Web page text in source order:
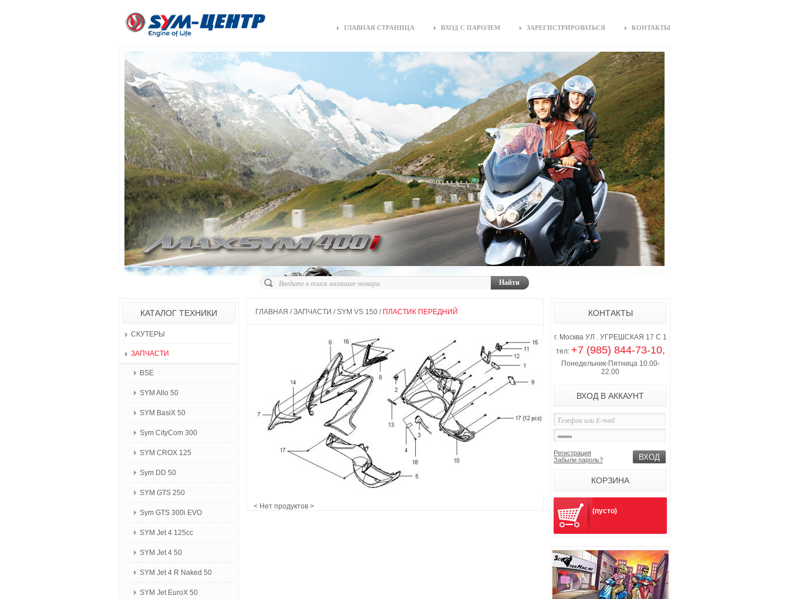
ГЛАВНАЯ СТРАНИЦА ВХОД С ПАРОЛЕМ ЗАРЕГИСТРИРОВАТЬСЯ КОНТАКТЫ
КАТАЛОГ ТЕХНИКИ
СКУТЕРЫ
ЗАПЧАСТИ
BSE
SYM Allo 50
SYM BasiX 50
Sym CityCom 300
SYM CROX 125
Sym DD 50
SYM GTS 250
Sym GTS 300i EVO
SYM Jet 4 125сс
SYM Jet 4 50
SYM Jet 4 R Naked 50
SYM Jet EuroX 50
ГЛАВНАЯ / ЗАПЧАСТИ / SYM VS 150 / ПЛАСТИК ПЕРЕДНИЙ
< Нет продуктов >
КОНТАКТЫ
г. Москва УЛ . УГРЕШСКАЯ 17 С 1
тел: +7 (985) 844-73-10,
Понедельник-Пятница 10.00-
22.00
ВХОД В АККАУНТ
Регистрация
Забыли пароль?
КОРЗИНА
(пусто)